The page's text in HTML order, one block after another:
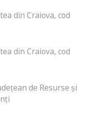
din Craiova, cod
din Craiova, cod
de Resurse și